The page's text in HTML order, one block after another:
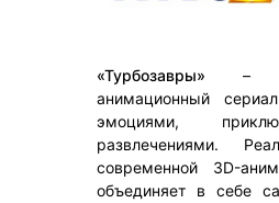
«Турбозавры» –
анимационный
эмоциями,
развлечениями.
современной 3D-
объединяет в себе